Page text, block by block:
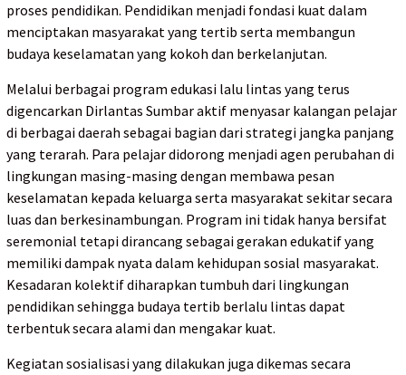
proses pendidikan. Pendidikan menjadi fondasi kuat dalam
menciptakan masyarakat yang tertib serta membangun
budaya keselamatan yang kokoh dan berkelanjutan.
Melalui berbagai program edukasi lalu lintas yang terus
digencarkan Dirlantas Sumbar aktif menyasar kalangan pelajar
di berbagai daerah sebagai bagian dari strategi jangka panjang
yang terarah. Para pelajar didorong menjadi agen perubahan di
lingkungan masing-masing dengan membawa pesan
keselamatan kepada keluarga serta masyarakat sekitar secara
luas dan berkesinambungan. Program ini tidak hanya bersifat
seremonial tetapi dirancang sebagai gerakan edukatif yang
memiliki dampak nyata dalam kehidupan sosial masyarakat.
Kesadaran kolektif diharapkan tumbuh dari lingkungan
pendidikan sehingga budaya tertib berlalu lintas dapat
terbentuk secara alami dan mengakar kuat.
Kegiatan sosialisasi yang dilakukan juga dikemas secara